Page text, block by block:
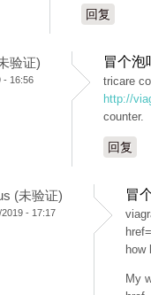
回复
验证)
- 16:56
冒个泡
tricare
http://
counter.
回复
(未验证)
- 17:17
冒
how
My